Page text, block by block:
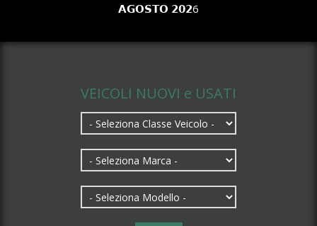
𝗔𝗚𝗢𝗦𝗧𝗢 𝟮𝟬𝟮6
VEICOLI NUOVI e USATI